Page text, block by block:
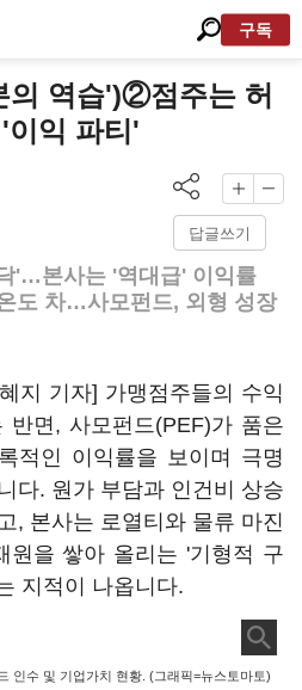
구독
의 역습')②점주는 허
이익 파티'
답글쓰기
'…본사는 '역대급' 이익률
도 차…사모펀드, 외형 성장
지 기자] 가맹점주들의 수익
면, 사모펀드(PEF)가 품은
적인 이익률을 보이며 극명
다. 원가 부담과 인건비 상승
, 본사는 로열티와 물류 마진
원을 쌓아 올리는 '기형적 구
지적이 나옵니다.
인수 및 기업가치 현황. (그래픽=뉴스토마토)